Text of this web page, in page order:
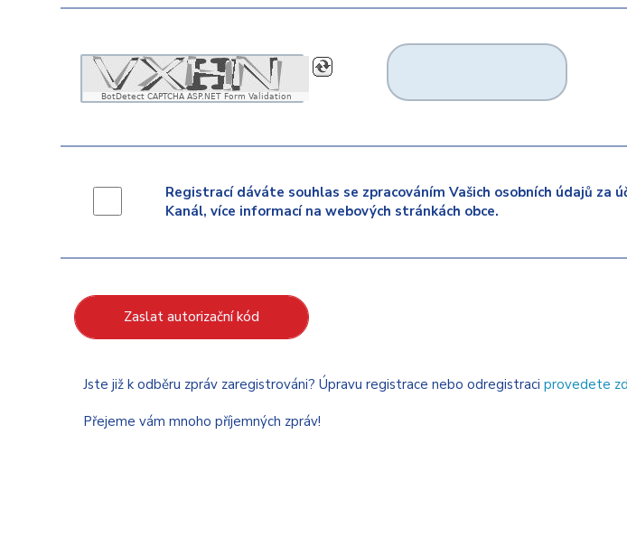
BotDetect CAPTCHA ASP.NET Form Validation
Registrací dáváte souhlas se zpracováním Vašich osobních údajů
Kanál, více informací na webových stránkách obce.
Zaslat autorizační kód
Jste již k odběru zpráv zaregistrováni? Úpravu registrace nebo odregistraci provedete
Přejeme vám mnoho příjemných zpráv!